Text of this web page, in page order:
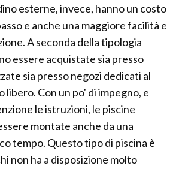
esterne, invece, hanno un costo
e anche una maggiore facilità e
A seconda della tipologia
essere acquistate sia presso
sia presso negozi dedicati al
libero. Con un po' di impegno, e
le istruzioni, le piscine
montate anche da una
tempo. Questo tipo di piscina è
non ha a disposizione molto